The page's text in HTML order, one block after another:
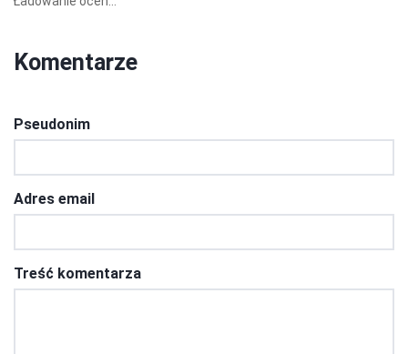
Komentarze
Pseudonim
Adres email
Treść komentarza